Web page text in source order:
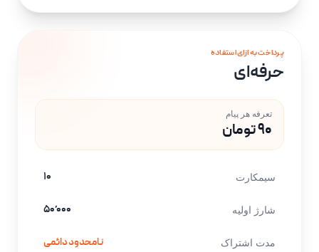
پرداخت به ازای استفاده
حرفه‌ای
تعرفه هر پیام
۹۰ تومان
سیمکارت ۱۰
شارژ اولیه ۵۰٬۰۰۰
مدت اشتراک نامحدود دائمی